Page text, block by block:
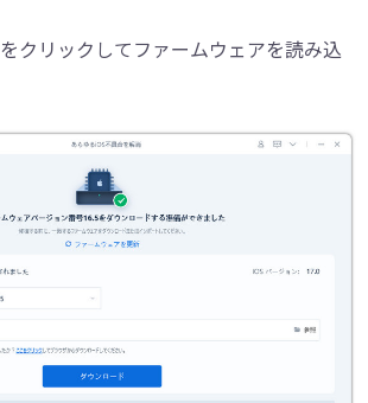
クリックしてファームウェアを読み込